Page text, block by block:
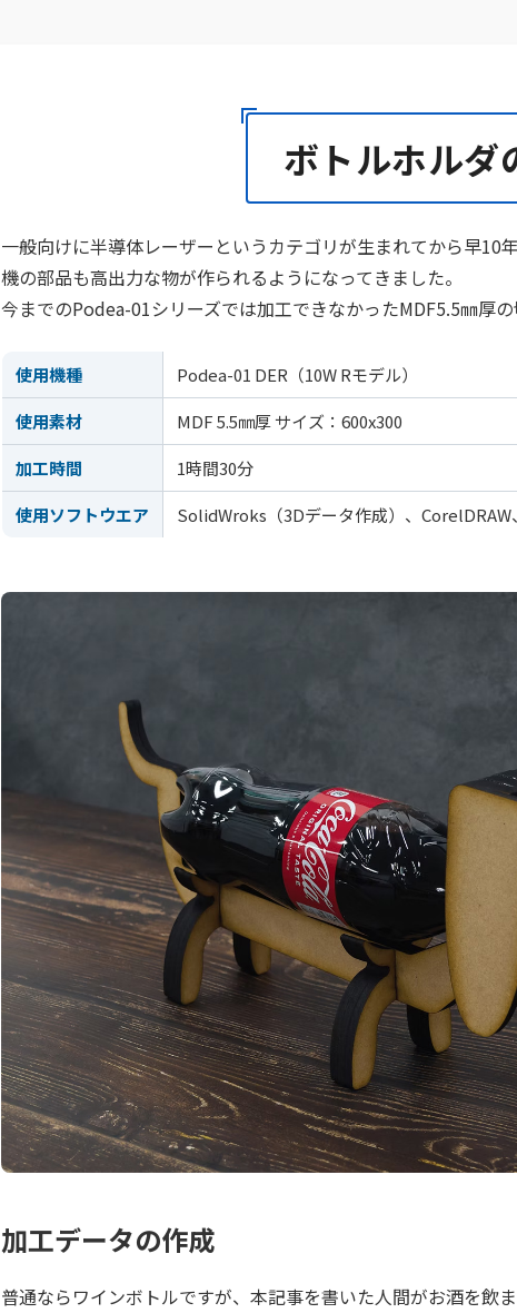
ボトルホルダ
一般向けに半導体レーザーというカテゴリが生まれてから早10
機の部品も高出力な物が作られるようになってきました。
今までのPodea-01シリーズでは加工できなかったMDF5.5㎜厚の
使用機種
Podea-01 DER（10W Rモデル）
使用素材
MDF 5.5㎜厚 サイズ：600x300
加工時間
1時間30分
使用ソフトウエア
SolidWroks（3Dデータ作成）、CorelDRAW
加工データの作成
普通ならワインボトルですが、本記事を書いた人間がお酒を飲